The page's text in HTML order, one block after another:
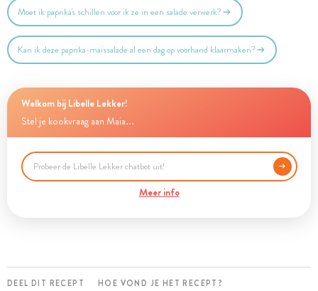
Moet ik paprika's schillen voor ik ze in een salade verwerk?
Kan ik deze paprika-maïssalade al een dag op voorhand klaarmaken?
Welkom bij Libelle Lekker!
Stel je kookvraag aan Maia...
Meer info
DEEL DIT RECEPT HOE VOND JE HET RECEPT?